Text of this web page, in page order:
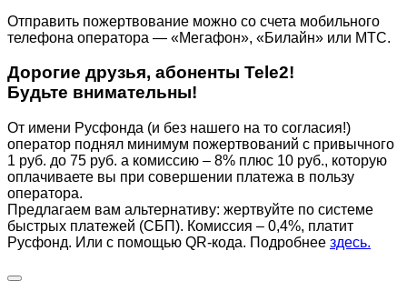
Отправить пожертвование можно со счета мобильного
телефона оператора — «Мегафон», «Билайн» или МТС.
Дорогие друзья, абоненты Tele2!
Будьте внимательны!
От имени Русфонда (и без нашего на то согласия!)
оператор поднял минимум пожертвований с привычного
1 руб. до 75 руб. а комиссию – 8% плюс 10 руб., которую
оплачиваете вы при совершении платежа в пользу
оператора.
Предлагаем вам альтернативу: жертвуйте по cистеме
быстрых платежей (СБП). Комиссия – 0,4%, платит
Русфонд. Или с помощью QR-кода. Подробнее здесь.